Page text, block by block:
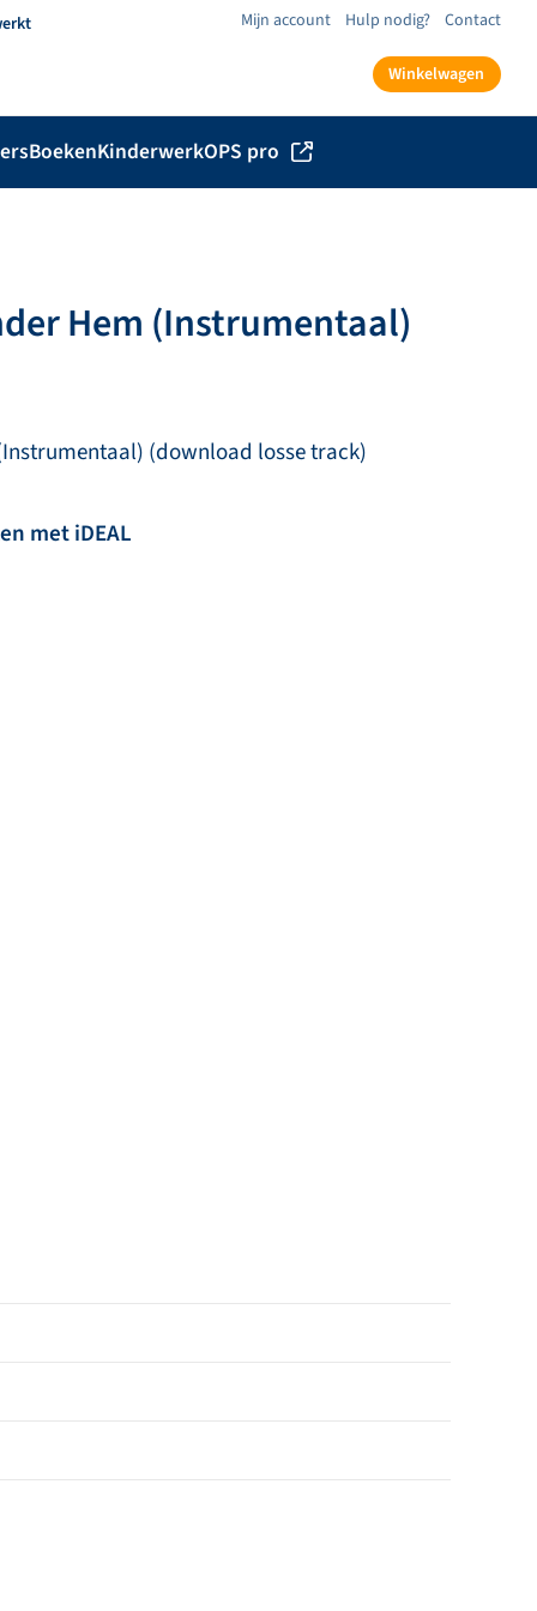
Mijn account Hulp nodig? Contact
Winkelwagen
BoekenKinderwerkOPS pro
Hem (Instrumentaal)
(download losse track)
met iDEAL